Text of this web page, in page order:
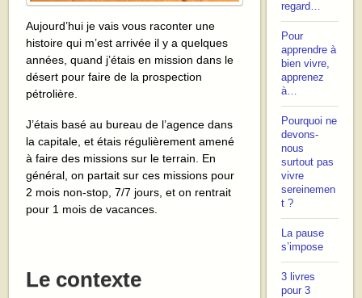
Aujourd’hui je vais vous raconter une
histoire qui m’est arrivée il y a quelques
années, quand j’étais en mission dans le
désert pour faire de la prospection
pétrolière.
J’étais basé au bureau de l’agence dans
la capitale, et étais régulièrement amené
à faire des missions sur le terrain. En
général, on partait sur ces missions pour
2 mois non-stop, 7/7 jours, et on rentrait
pour 1 mois de vacances.
Le contexte
regard…
Pour
apprendre à
bien vivre,
apprenez
à…
Pourquoi ne
devons-
nous
surtout pas
vivre
sereinemen
t ?
La pause
s’impose
3 livres
pour 3